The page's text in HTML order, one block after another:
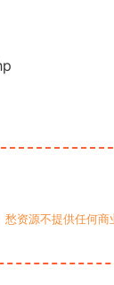
资源不提供任何